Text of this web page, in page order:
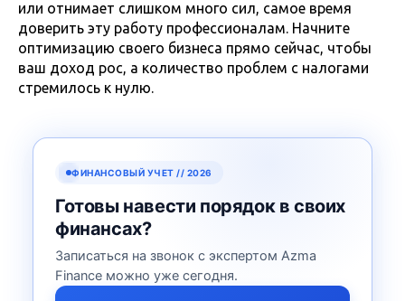
или отнимает слишком много сил, самое время
доверить эту работу профессионалам. Начните
оптимизацию своего бизнеса прямо сейчас, чтобы
ваш доход рос, а количество проблем с налогами
стремилось к нулю.
ФИНАНСОВЫЙ УЧЕТ // 2026
Готовы навести порядок в своих
финансах?
Записаться на звонок с экспертом Azma
Finance можно уже сегодня.